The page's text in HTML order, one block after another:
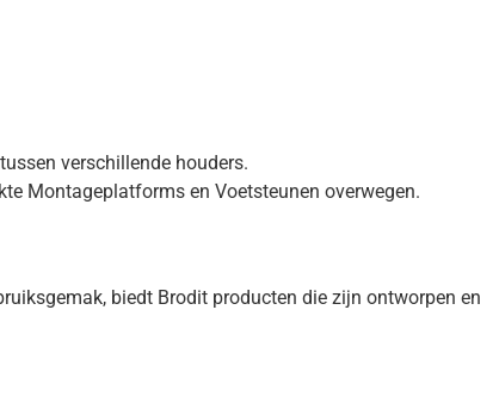
verschillende houders.
Montageplatforms en Voetsteunen overwegen.
biedt Brodit producten die zijn ontworpen en